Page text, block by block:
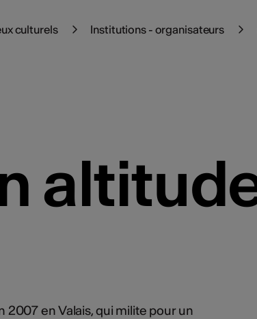
culturels Institutions - organisateurs
en Valais, qui milite pour un